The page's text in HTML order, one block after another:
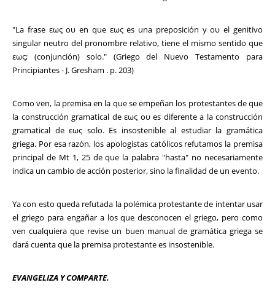
"La frase εως ου en que εως es una preposición y ου el genitivo
singular neutro del pronombre relativo, tiene el mismo sentido que
εως; (conjunción) solo." (Griego del Nuevo Testamento para
Principiantes - J. Gresham . p. 203)
Como ven, la premisa en la que se empeñan los protestantes de que
la construcción gramatical de εως ου es diferente a la construcción
gramatical de εως solo. Es insostenible al estudiar la gramática
griega. Por esa razón, los apologistas católicos refutamos la premisa
principal de Mt 1, 25 de que la palabra "hasta" no necesariamente
indica un cambio de acción posterior, sino la finalidad de un evento.
Ya con esto queda refutada la polémica protestante de intentar usar
el griego para engañar a los que desconocen el griego, pero como
ven cualquiera que revise un buen manual de gramática griega se
dará cuenta que la premisa protestante es insostenible.
EVANGELIZA Y COMPARTE.